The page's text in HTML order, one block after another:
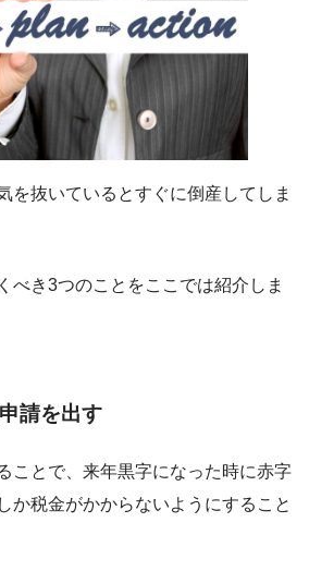
を抜いているとすぐに倒産してしま
べき3つのことをここでは紹介しま
請を出す
ことで、来年黒字になった時に赤字
か税金がかからないようにすること